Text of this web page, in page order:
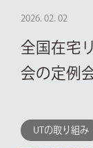
2026. 02. 02
全国在宅
会の定例
UTの取り組み